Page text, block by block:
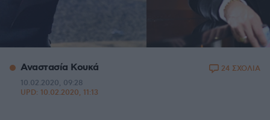
Αναστασία Κουκά
10.02.2020, 09:28
UPD: 10.02.2020, 11:13
24 ΣΧΟΛΙΑ